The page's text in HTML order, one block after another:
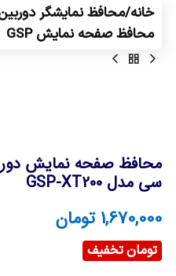
خانه/محافظ نمایشگر
محافظ صفحه نمایش GSP
محافظ صفحه نمایش
سی مدل GSP-XT200
1,670,000 تومان
تومان تخفیف